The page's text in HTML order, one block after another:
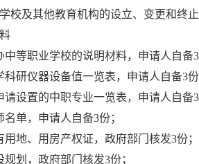
校及其他教育机构的设立、变更和终
中等职业学校的说明材料，申请人自备
科研仪器设备值一览表，申请人自备3
请设置的中职专业一览表，申请人自备
单，申请人自备3份；
用地、用房产权证，政府部门核发3份；
规划，政府部门核发3份；